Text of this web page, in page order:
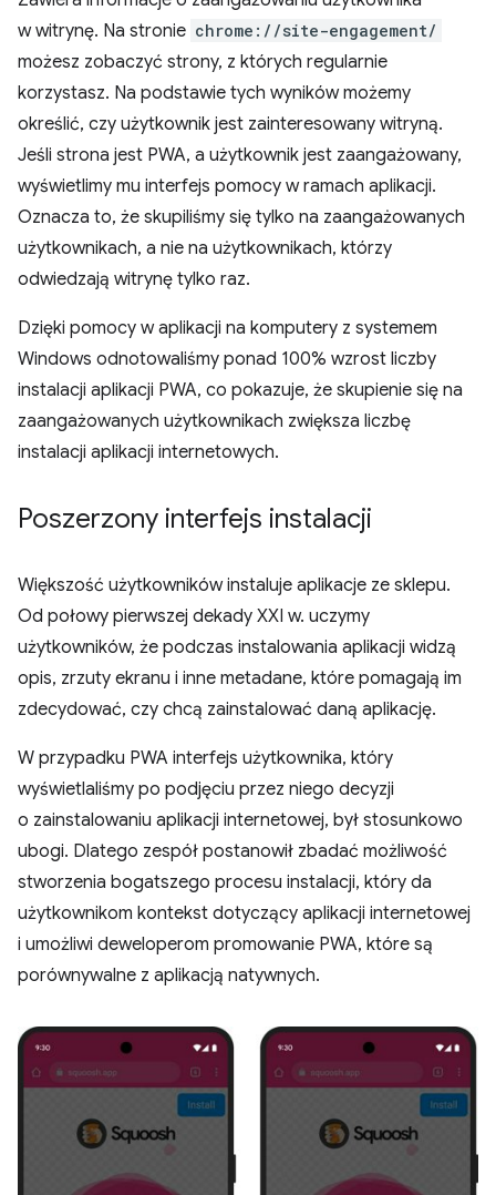
w witrynę. Na stronie chrome://site-engagement/
możesz zobaczyć strony, z których regularnie
korzystasz. Na podstawie tych wyników możemy
określić, czy użytkownik jest zainteresowany witryną.
Jeśli strona jest PWA, a użytkownik jest zaangażowany,
wyświetlimy mu interfejs pomocy w ramach aplikacji.
Oznacza to, że skupiliśmy się tylko na zaangażowanych
użytkownikach, a nie na użytkownikach, którzy
odwiedzają witrynę tylko raz.
Dzięki pomocy w aplikacji na komputery z systemem
Windows odnotowaliśmy ponad 100% wzrost liczby
instalacji aplikacji PWA, co pokazuje, że skupienie się na
zaangażowanych użytkownikach zwiększa liczbę
instalacji aplikacji internetowych.
Poszerzony interfejs instalacji
Większość użytkowników instaluje aplikacje ze sklepu.
Od połowy pierwszej dekady XXI w. uczymy
użytkowników, że podczas instalowania aplikacji widzą
opis, zrzuty ekranu i inne metadane, które pomagają im
zdecydować, czy chcą zainstalować daną aplikację.
W przypadku PWA interfejs użytkownika, który
wyświetlaliśmy po podjęciu przez niego decyzji
o zainstalowaniu aplikacji internetowej, był stosunkowo
ubogi. Dlatego zespół postanowił zbadać możliwość
stworzenia bogatszego procesu instalacji, który da
użytkownikom kontekst dotyczący aplikacji internetowej
i umożliwi deweloperom promowanie PWA, które są
porównywalne z aplikacją natywnych.